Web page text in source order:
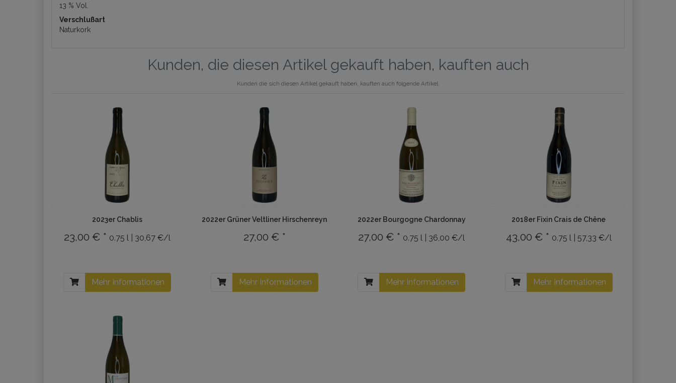
13 % Vol.
Verschlußart
Naturkork
Kunden, die diesen Artikel gekauft haben, kauften auch
Kunden die sich diesen Artikel gekauft haben, kauften auch folgende Artikel.
2023er Chablis
23,00 € * 0.75 l | 30,67 €/l
Mehr Informationen
2022er Grüner Veltliner Hirschenreyn
27,00 € *
Mehr Informationen
2022er Bourgogne Chardonnay
27,00 € * 0.75 l | 36,00 €/l
Mehr Informationen
2018er Fixin Crais de Chêne
43,00 € * 0.75 l | 57,33 €/l
Mehr Informationen